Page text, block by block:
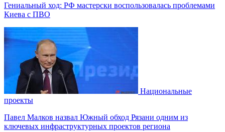
Гениальный ход: РФ мастерски воспользовалась проблемами
Киева с ПВО
Национальные
проекты
Павел Малков назвал Южный обход Рязани одним из
ключевых инфраструктурных проектов региона